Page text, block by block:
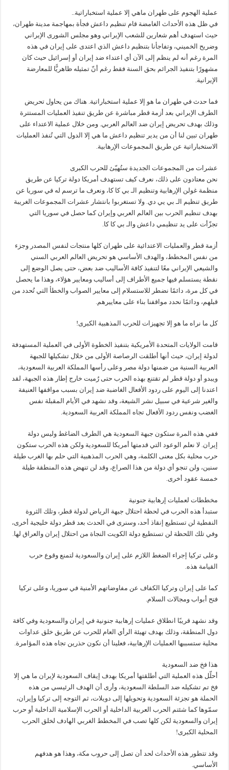
عملية الهجوم على طهران ماهي إلا عملية استخباراتية..
في ظل هذه الأحداث الغامضة قام تنظيم داعش فجأة بمهاجمة مدينة طهران،
حيث استهدف أهم شعارين للشعب الإيراني وهو مجلس الشورى الإيراني
وضريح الخميني، وتفاجأنا بتنظيم داعش الذي اعتدى على إيران في هذه
المرة رغم أنه لم ينظم إلى الآن أي اعتداء ضد إيران أو إسرائيل حيث كان
مشهورًا بتنفيذ الجرائم بحق السنة فقط رغم أنّ تمثيله ظاهريًّا للمعارضة
الإيرانية.
فما حدث في طهران ما هو إلا عملية استخباراتية. هناك من يحاول تحريض
الطرف الإيراني بعد أزمة قطر مباشرة عن طريق تنفيذ العمليات المستترة
وذلك بهدف تحريض إيران ضد العالم العربي. ومن خلال عملية الاعتداء على
طهران تبين لنا أن من يدير تنظيم داعش ما هي إلا الدول التي تُنفذ العمليات
الاستخباراتية عن طريق المجموعات الإرهابية.
عشرات من المجموعات الجديدة ستُهيّئ للحرب الكبرى
نحن معتادون على ذلك، نعرف كيف تستهدف أمريكا دولة تركيا عن طريق
منظمة غولن الإرهابية وتنظيم الـ بي كا كا، ونعرف ما ترسم له في سوريا عن
طريق تنظيم الـ بي يي دي. ولا تستغربوا بانتشار عشرات المجموعات الغريبة
بهدف تنظيم الحرب بين العالم العربي وإيران كما حصل في سوريا التي
تجزّأت على يد تنظيمي داعش والـ بي كا كا.
أزمة قطر والعمليات الاعتدائية على طهران كلها منتجات لنفس المصدر وجزء
من نفس المخطط، والهدف الأساسي هو تحريض العالم العربي السني
والشيعي الإيراني معًا لتنفيذ كافة الأساليب ضد بعض، حتى يصل الوضع إلى
نقطة يستسلم فيها جميع الأطراف إلى أساليب ومعايير هؤلاء، وهذا ما يحصل
في كل مرة، دائمًا نضطر للاستسلام إلى معايير الصواب والخطأ التي تُحدد من
قبلهم، ودائمًا نحدد مواقفنا بناء على معاييرهم.
كل ما نراه ما هو إلا تجهيزات للحرب المذهبية الكبرى!
قامت الولايات المتحدة الأمريكية بتنفيذ الخطوة الأولى في العملية المستهدفة
لدولة إيران، حيث أنها أطلقت الرصاصة الأولى من خلال تشكيلها للجبهة
العربية السنية من ضمنها دولة مصر وعلى رأسها المملكة العربية السعودية،
ويبدو أو دولة قطر لم تقتنع بهذه الحرب حتى رُميت خارج إطار هذه الجبهة، لقد
اعتدنا إلى اليوم على ردود الأفعال الغاضبة ضد إيران بسبب مواقفها العنيفة
والغير شرعية في سبيل نشر الشيعة، وقد نشهد في الأيام المقبلة نفس
الغضب ونفس ردود الأفعال تجاه المملكة العربية السعودية.
ففي هذه المرة ستكون جبهة السعودية هي الطرف الضاغط وليس دولة
إيران. لا نعلم الوعود التي قدمتها أمريكا للسعودية ولكن هذه الحرب ستكون
حرب محلية بكل معنى الكلمة، وهي الحرب المذهبية التي حلم بها الغرب طيلة
سنين، ولن تنجو أي دولة من هذا الصراع، وقد لن تنهض هذه المنطقة طيلة
خمسة عقود أخرى.
مخططات لعمليات إرهابية جنونية
ستبدأ هذه الحرب في لحظة احتلال جبهة الرياض لدولة قطر، وتلك الثروة
النفطية لن تستطيع إنقاذ أحد، وسنرى في الحدث بعد قطر دولة خليجية أخرى،
وفي تلك اللحظة لن تستطيع دولة الكويت النجاة من احتلال إيران والعراق لها.
وعلى تركيا إجراء الضغط اللازم على إيران والسعودية لتمنع وقوع حرب
القيامة هذه.
كما على إيران وتركيا الكفاف عن مفاوضاتهم الأمنية في سوريا، وعلى تركيا
فتح أبواب ومجالات السلام.
وقد نشهد قريبًا انطلاق عمليات إرهابية جنونية في إيران والسعودية وفي كافة
دول المنطقة، وذلك بهدف تهيئة الرأي العام للحرب عن طريق خلق عداوات
محلية ستسببها العمليات الإرهابية، فعلينا أن نكون حذرين تجاه هذه المؤامرة.
هذا فخ ضد السعودية
أحلّل هذه العملية التي أطلقتها أمريكا بهدف إيقاف السعودية لإيران ما هي إلا
فخ تم تشكيله ضد السلطة السعودية، وأرى أن الهدف الرئيسي من هذه
الحملة هو تجزئة السعودية وتحويلها إلى دويلات، ثم التوجه إلى تركيا وإيران،
سمّوها كما شئتم الحرب العربية الداخلية أو الحرب الإسلامية الداخلية أو حرب
إيران والسعودية لكن كلها تصب في المخطط الغربي الهادف لخلق الحرب
المحلية الكبرى!
وقد تتطور هذه الأحداث لحد أن تصل إلى حروب مكة، وهذا هو هدفهم
الأساسي.